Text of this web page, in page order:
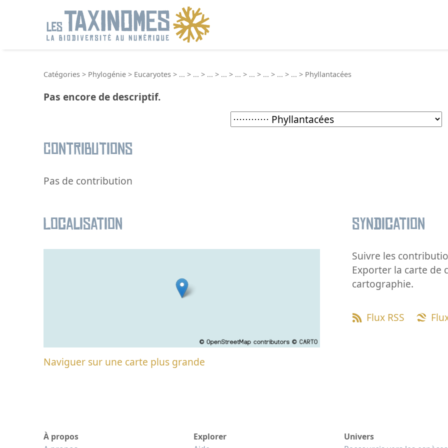
Catégories > Phylogénie > Eucaryotes > ... > ... > ... > ... > ... > ... > ... > ... > ... > Phyllantacées
Pas encore de descriptif.
Contributions
Pas de contribution
Localisation
Naviguer sur une carte plus grande
Syndication
Suivre les
Exporter la carte de
cartographie.
Flux RSS
À propos
Explorer
Univers